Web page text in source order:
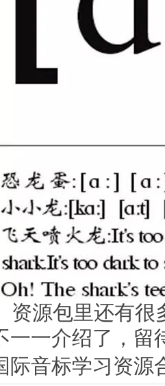
资源包里还有很
一一介绍了，留
际音标学习资源